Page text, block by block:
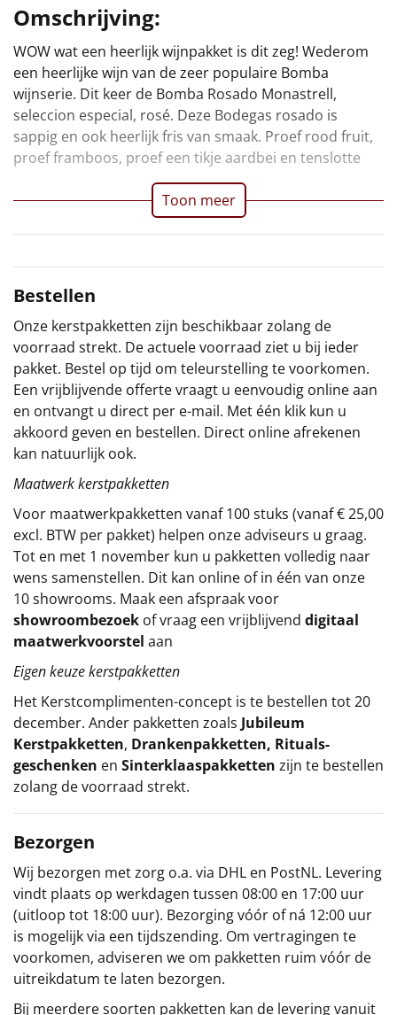
Alle artikelen
Overige
Ideeën
Personeel
Particulier
Kerstgeschenken 2026
Relatiegeschenken
Cadeaubon
Per stuk
Alle overige
Omschrijving:
WOW wat een heerlijk wijnpakket is dit zeg! Wederom
een heerlijke wijn van de zeer populaire Bomba
wijnserie. Dit keer de Bomba Rosado Monastrell,
seleccion especial, rosé. Deze Bodegas rosado is
sappig en ook heerlijk fris van smaak. Proef rood fruit,
proef framboos, proef een tikje aardbei en tenslotte
ook wat zomerse kersen. In de mond sappig en fris van
smaak. En dan die combinatie met die heerlijke
chocolade van Love in a Box en verpakt in de mooie
Bomba wijndoos. Niet te geloven, wat een fantastische
Toon meer
Bestellen
Onze kerstpakketten zijn beschikbaar zolang de
voorraad strekt. De actuele voorraad ziet u bij ieder
pakket. Bestel op tijd om teleurstelling te voorkomen.
Een vrijblijvende offerte vraagt u eenvoudig online aan
en ontvangt u direct per e-mail. Met één klik kun u
akkoord geven en bestellen. Direct online afrekenen
kan natuurlijk ook.
Maatwerk kerstpakketten
Voor maatwerkpakketten vanaf 100 stuks (vanaf € 25,00
excl. BTW per pakket) helpen onze adviseurs u graag.
Tot en met 1 november kun u pakketten volledig naar
wens samenstellen. Dit kan online of in één van onze
10 showrooms. Maak een afspraak voor
showroombezoek of vraag een vrijblijvend digitaal
maatwerkvoorstel aan
Eigen keuze kerstpakketten
Het Kerstcomplimenten-concept is te bestellen tot 20
december. Ander pakketten zoals Jubileum
Kerstpakketten, Drankenpakketten, Rituals-
geschenken en Sinterklaaspakketten zijn te bestellen
zolang de voorraad strekt.
Bezorgen
Wij bezorgen met zorg o.a. via DHL en PostNL. Levering
vindt plaats op werkdagen tussen 08:00 en 17:00 uur
(uitloop tot 18:00 uur). Bezorging vóór of ná 12:00 uur
is mogelijk via een tijdszending. Om vertragingen te
voorkomen, adviseren we om pakketten ruim vóór de
uitreikdatum te laten bezorgen.
Bij meerdere soorten pakketten kan de levering vanuit